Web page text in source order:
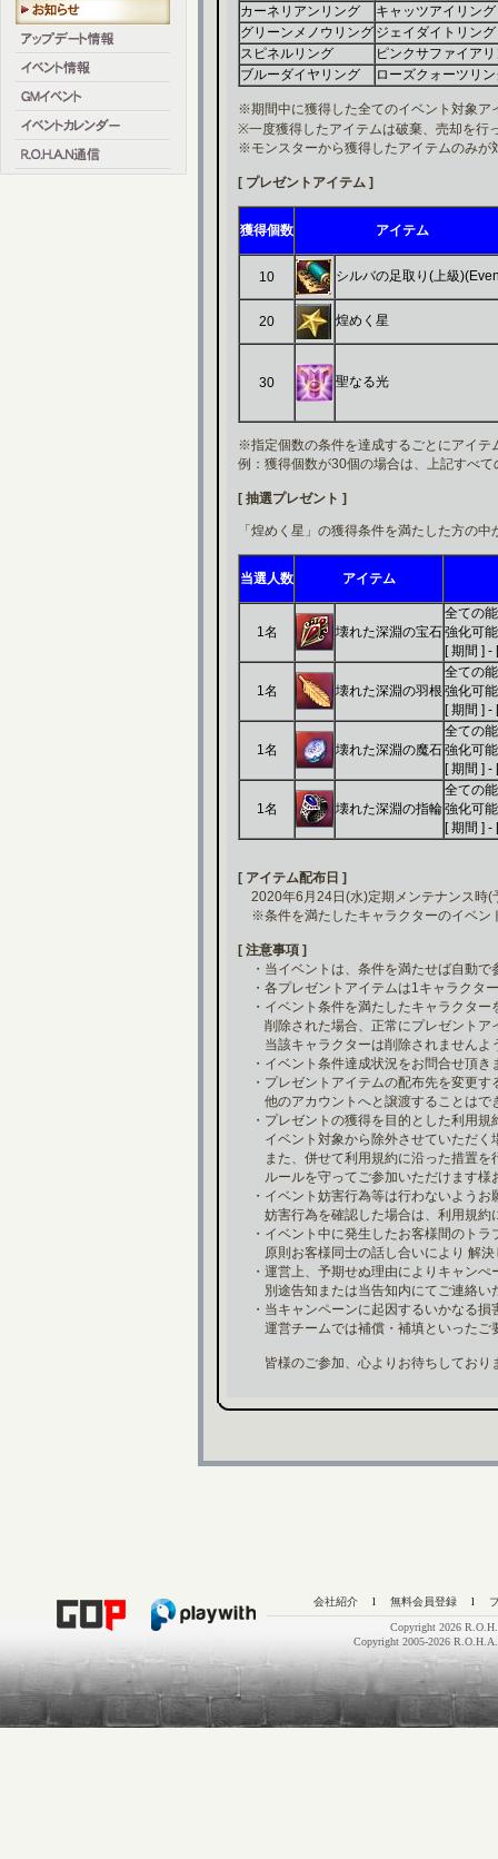
カーネリアンリング
キャッツアイリング
グリーンメノウリング ジェイダイトリング
スピネルリング
ピンクサファイア
ブルーダイヤリング
ローズクォーツリ
※期間中に獲得した全てのイベント対象ア
※一度獲得したアイテムは破棄、売却を行
※モンスターから獲得したアイテムのみが
[ プレゼントアイテム ]
獲得個数 アイテム
10 シルバの足取り(上級
20 煌めく星
30 聖なる光
※指定個数の条件を達成するごとにアイテ
例：獲得個数が30個の場合は、上記すべ
[ 抽選プレゼント ]
「煌めく星」の獲得条件を満たした方の
当選人数 アイテム
1名 壊れた深淵の宝石
全ての
強化可
[ 期間 ] -
1名 壊れた深淵の羽根
全ての
強化可
[ 期間 ] -
1名 壊れた深淵の魔石
全ての
強化可
[ 期間 ] -
1名 壊れた深淵の指輪
全ての
強化可
[ 期間 ] -
[ アイテム配布日 ]
2020年6月24日(水)定期メンテナンス時(
※条件を満たしたキャラクターのイベン
[ 注意事項 ]
・当イベントは、条件を満たせば自動で
・各プレゼントアイテムは1キャラクタ
・イベント条件を満たしたキャラクター
削除された場合、正常にプレゼントア
当該キャラクターは削除されませんよ
・イベント条件達成状況をお問合せ頂き
・プレゼントアイテムの配布先を変更す
他のアカウントへと譲渡することはで
・プレゼントの獲得を目的とした利用規
イベント対象から除外させていただく
また、併せて利用規約に沿った措置を
ルールを守ってご参加いただけます様
・イベント妨害行為等は行わないようお
妨害行為を確認した場合は、利用規約
・イベント中に発生したお客様間のトラ
原則お客様同士の話し合いにより 解決
・運営上、予期せぬ理由によりキャンぺ
別途告知または当告知内にてご連絡い
・当キャンペーンに起因するいかなる損
運営チームでは補償・補填といったご
皆様のご参加、心よりお待ちしており
会社紹介 l 無料会員登録 l
Copyright 2026
Copyright 2005-2026